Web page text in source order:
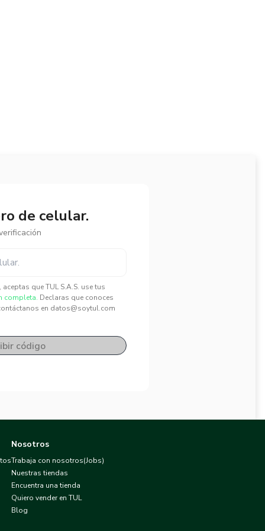
de celular.
que TUL S.A.S. use tus
completa. Declaras que conoces
en datos@soytul.com
código
Nosotros
Trabaja con nosotros(Jobs)
Nuestras tiendas
Encuentra una tienda
Quiero vender en TUL
Blog